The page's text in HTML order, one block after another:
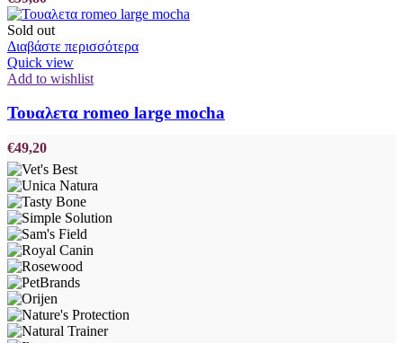
Sold out
Διαβάστε περισσότερα
Quick view
Add to wishlist
Τουαλετα romeo large mocha
€49,20